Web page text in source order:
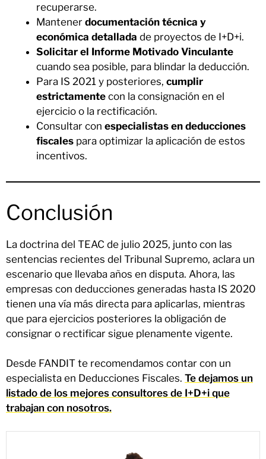
recuperarse.
Mantener documentación técnica y
económica detallada de proyectos de I+D+i.
Solicitar el Informe Motivado Vinculante
cuando sea posible, para blindar la deducción.
Para IS 2021 y posteriores, cumplir
estrictamente con la consignación en el
ejercicio o la rectificación.
Consultar con especialistas en deducciones
fiscales para optimizar la aplicación de estos
incentivos.
Conclusión
La doctrina del TEAC de julio 2025, junto con las
sentencias recientes del Tribunal Supremo, aclara un
escenario que llevaba años en disputa. Ahora, las
empresas con deducciones generadas hasta IS 2020
tienen una vía más directa para aplicarlas, mientras
que para ejercicios posteriores la obligación de
consignar o rectificar sigue plenamente vigente.
Desde FANDIT te recomendamos contar con un
especialista en Deducciones Fiscales. Te dejamos un
listado de los mejores consultores de I+D+i que
trabajan con nosotros.